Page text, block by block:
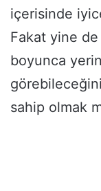
içerisinde
Fakat yine de
boyunca
sahip olmak